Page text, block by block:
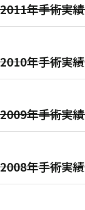
2011年手術実績
2010年手術実績
2009年手術実績
2008年手術実績